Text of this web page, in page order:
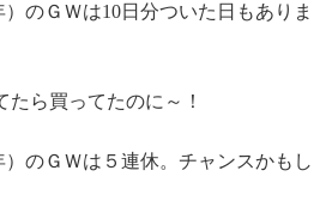
のＧＷは10日分ついた日もありま
ら買ってたのに～！
のＧＷは５連休。チャンスかもし